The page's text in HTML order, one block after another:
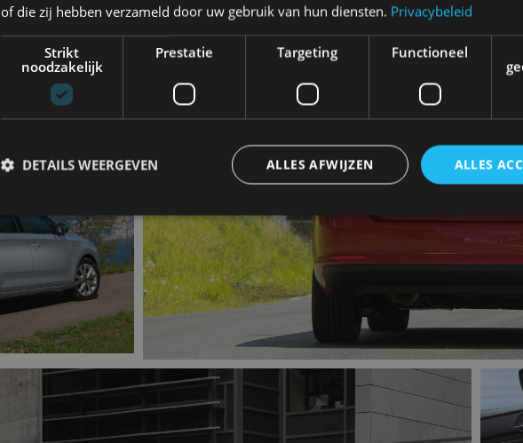
of die zij hebben verzameld door uw gebruik van hun diensten. Privacybeleid
Strikt
noodzakelijk
Prestatie Targeting Functioneel
ALLES
ALLES AFWIJZEN
DETAILS WEERGEVEN
Strikt noodzakelijk Prestatie Targeting Functioneel Niet-geclassificeerd
Strikt noodzakelijke cookies maken de kernfunctionaliteiten van de website mogelijk, zoals
accountbeheer. De website kan niet goed worden gebruikt zonder de strikt noodzakelijke cookies.
Naam
Aanbieder
Domein
Vervaldatum Omschrijving
Cloudflare,
.autorai.nl
vertrouwd webverkeer te identificeren en alle
beveiligingsbeperkingen op basis van het IP-adres
te omzeilen. Het is essentieel voor het
veiligheid van een website functies en in het bieden
bescherming tegen kwaadaardige bezoekers.